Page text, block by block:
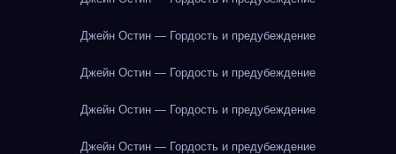
Джейн Остин — Гордость и предубеждение
Джейн Остин — Гордость и предубеждение
Джейн Остин — Гордость и предубеждение
Джейн Остин — Гордость и предубеждение